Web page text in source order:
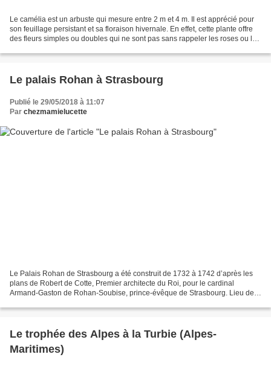
Le camélia est un arbuste qui mesure entre 2 m et 4 m. Il est apprécié pour
son feuillage persistant et sa floraison hivernale. En effet, cette plante offre
des fleurs simples ou doubles qui ne sont pas sans rappeler les roses ou les
Le palais Rohan à Strasbourg
Publié le 29/05/2018 à 11:07
Par chezmamielucette
Le Palais Rohan de Strasbourg a été construit de 1732 à 1742 d’après les
plans de Robert de Cotte, Premier architecte du Roi, pour le cardinal
Armand-Gaston de Rohan-Soubise, prince-évêque de Strasbourg. Lieu de
Le trophée des Alpes à la Turbie (Alpes-
Maritimes)